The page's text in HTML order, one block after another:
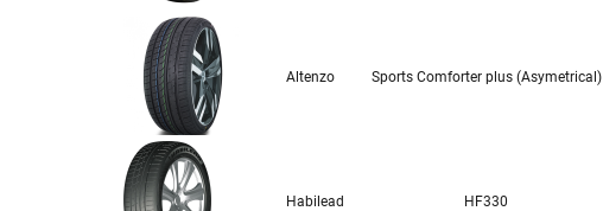
Altenzo Sports Comforter plus (Asymetrical)
Habilead HF330